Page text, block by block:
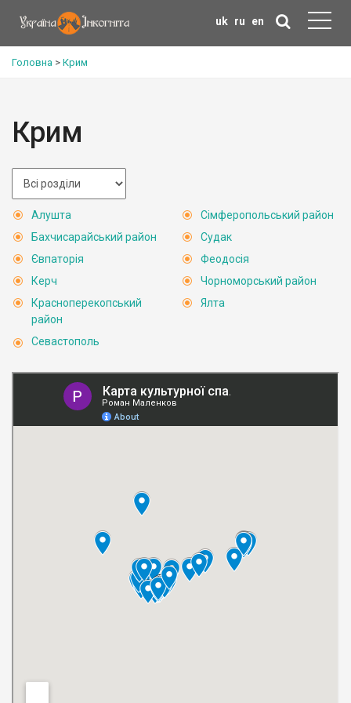
uk ru en
Головна > Крим
Крим
Алушта
Бахчисарайський район
Євпаторія
Керч
Красноперекопський
район
Севастополь
Сімферопольський район
Судак
Феодосія
Чорноморський район
Ялта